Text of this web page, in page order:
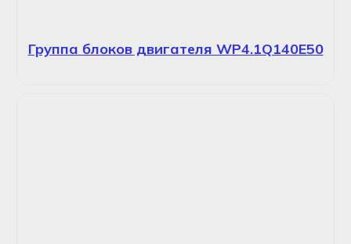
Группа блоков двигателя WP4.1Q140E50